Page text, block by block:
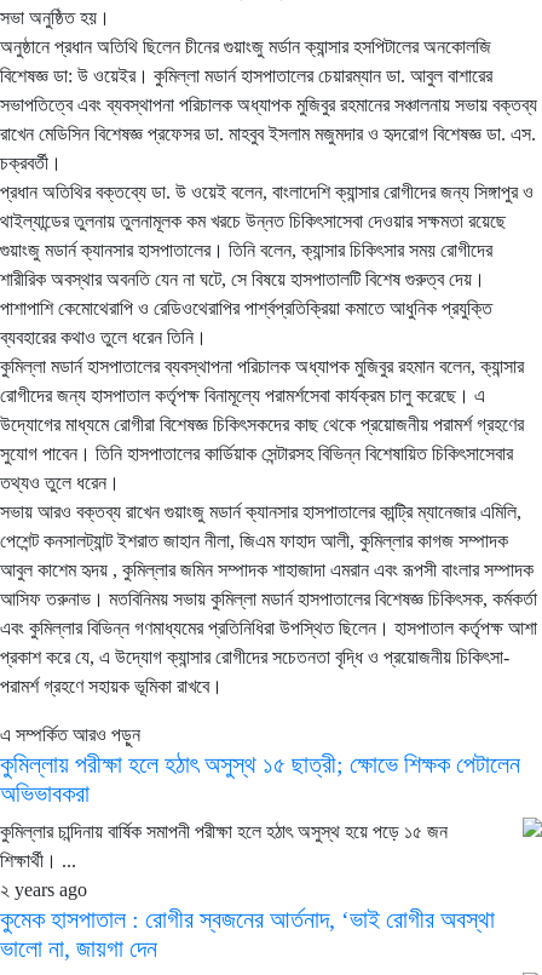
সভা অনুষ্ঠিত হয়।
অনুষ্ঠানে প্রধান অতিথি ছিলেন চীনের গুয়াংজু মর্ডান ক্যান্সার হসপিটালের অনকোলজি
বিশেষজ্ঞ ডা: উ ওয়েইর। কুমিল্লা মডার্ন হাসপাতালের চেয়ারম্যান ডা. আবুল বাশারের
সভাপতিত্বে এবং ব্যবস্থাপনা পরিচালক অধ্যাপক মুজিবুর রহমানের সঞ্চালনায় সভায় বক্তব্য
রাখেন মেডিসিন বিশেষজ্ঞ প্রফেসর ডা. মাহবুব ইসলাম মজুমদার ও হৃদরোগ বিশেষজ্ঞ ডা. এস.
চক্রবর্তী।
প্রধান অতিথির বক্তব্যে ডা. উ ওয়েই বলেন, বাংলাদেশি ক্যান্সার রোগীদের জন্য সিঙ্গাপুর ও
থাইল্যান্ডের তুলনায় তুলনামূলক কম খরচে উন্নত চিকিৎসাসেবা দেওয়ার সক্ষমতা রয়েছে
গুয়াংজু মডার্ন ক্যানসার হাসপাতালের। তিনি বলেন, ক্যান্সার চিকিৎসার সময় রোগীদের
শারীরিক অবস্থার অবনতি যেন না ঘটে, সে বিষয়ে হাসপাতালটি বিশেষ গুরুত্ব দেয়।
পাশাপাশি কেমোথেরাপি ও রেডিওথেরাপির পার্শ্বপ্রতিক্রিয়া কমাতে আধুনিক প্রযুক্তি
ব্যবহারের কথাও তুলে ধরেন তিনি।
কুমিল্লা মডার্ন হাসপাতালের ব্যবস্থাপনা পরিচালক অধ্যাপক মুজিবুর রহমান বলেন, ক্যান্সার
রোগীদের জন্য হাসপাতাল কর্তৃপক্ষ বিনামূল্যে পরামর্শসেবা কার্যক্রম চালু করেছে। এ
উদ্যোগের মাধ্যমে রোগীরা বিশেষজ্ঞ চিকিৎসকদের কাছ থেকে প্রয়োজনীয় পরামর্শ গ্রহণের
সুযোগ পাবেন। তিনি হাসপাতালের কার্ডিয়াক সেন্টারসহ বিভিন্ন বিশেষায়িত চিকিৎসাসেবার
তথ্যও তুলে ধরেন।
সভায় আরও বক্তব্য রাখেন গুয়াংজু মডার্ন ক্যানসার হাসপাতালের কান্ট্রি ম্যানেজার এমিলি,
পেশেন্ট কনসালট্যান্ট ইশরাত জাহান নীলা, জিএম ফাহাদ আলী, কুমিল্লার কাগজ সম্পাদক
আবুল কাশেম হৃদয় , কুমিল্লার জমিন সম্পাদক শাহাজাদা এমরান এবং রূপসী বাংলার সম্পাদক
আসিফ তরুনাভ। মতবিনিময় সভায় কুমিল্লা মডার্ন হাসপাতালের বিশেষজ্ঞ চিকিৎসক, কর্মকর্তা
এবং কুমিল্লার বিভিন্ন গণমাধ্যমের প্রতিনিধিরা উপস্থিত ছিলেন। হাসপাতাল কর্তৃপক্ষ আশা
প্রকাশ করে যে, এ উদ্যোগ ক্যান্সার রোগীদের সচেতনতা বৃদ্ধি ও প্রয়োজনীয় চিকিৎসা-
পরামর্শ গ্রহণে সহায়ক ভূমিকা রাখবে।
এ সম্পর্কিত আরও পড়ুন
কুমিল্লায় পরীক্ষা হলে হঠাৎ অসুস্থ ১৫ ছাত্রী; ক্ষোভে শিক্ষক পেটালেন
অভিভাবকরা
কুমিল্লার চান্দিনায় বার্ষিক সমাপনী পরীক্ষা হলে হঠাৎ অসুস্থ হয়ে পড়ে ১৫ জন
শিক্ষার্থী। ...
২ years ago
কুমেক হাসপাতাল : রোগীর স্বজনের আর্তনাদ, ‘ভাই রোগীর অবস্থা
ভালো না, জায়গা দেন